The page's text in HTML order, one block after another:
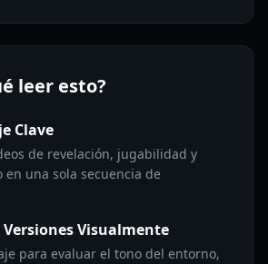
leer esto?
Clave
de revelación, jugabilidad y
en una sola secuencia de
Visualmente
para evaluar el tono del entorno,